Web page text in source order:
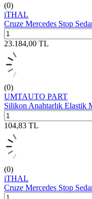
(0)
iTHAL
Cruze Mercedes Stop
23.184,00 TL
(0)
UMTAUTO PART
Silikon Anahtarlık Elastik
104,83 TL
(0)
iTHAL
Cruze Mercedes Stop